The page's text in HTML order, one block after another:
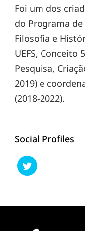
Foi um dos
do Programa de
Filosofia e
UEFS, Conceito
Pesquisa,
2019) e
(2018-2022).
Social Profiles